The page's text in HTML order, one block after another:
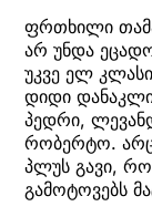
ფრთხილი
არ უნდა
უკვე ელ
დიდი
პედრი,
რობერტო.
პლუს გავი,
გამოტოვებს